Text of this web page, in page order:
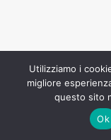
Utilizziamo i
migliore
questo sito
Ok